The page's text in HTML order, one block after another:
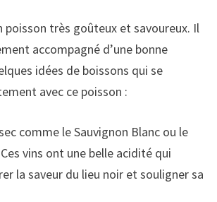
poisson très goûteux et savoureux. Il
accompagné d’une bonne
idées de boissons qui se
avec ce poisson :
comme le Sauvignon Blanc ou le
vins ont une belle acidité qui
la saveur du lieu noir et souligner sa